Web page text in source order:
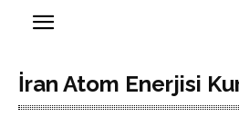
İran Atom Enerjisi